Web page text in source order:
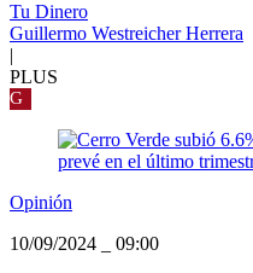
Tu Dinero
Guillermo Westreicher Herrera
|
PLUS
G
Opinión
10/09/2024
09:00